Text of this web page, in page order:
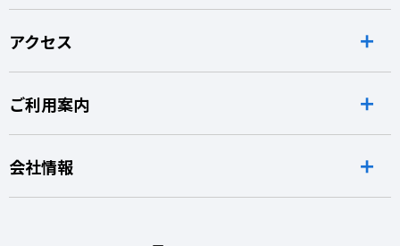
アクセス
ご利用案内
会社情報